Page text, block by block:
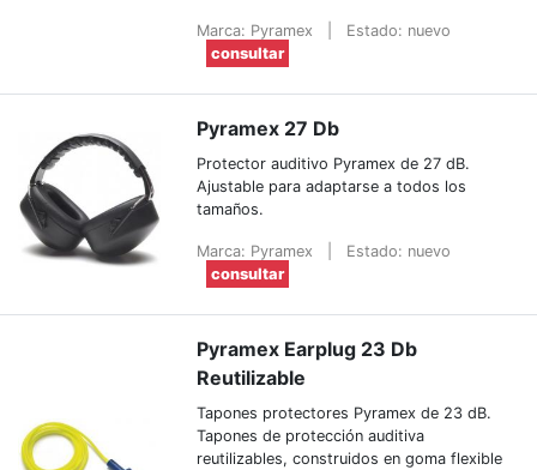
Marca: Pyramex
Estado: nuevo
consultar
Pyramex 27 Db
Protector auditivo Pyramex de 27 dB.
Ajustable para adaptarse a todos los
tamaños.
Marca: Pyramex
Estado: nuevo
consultar
Pyramex Earplug 23 Db
Reutilizable
Tapones protectores Pyramex de 23 dB.
Tapones de protección auditiva
reutilizables, construidos en goma flexible